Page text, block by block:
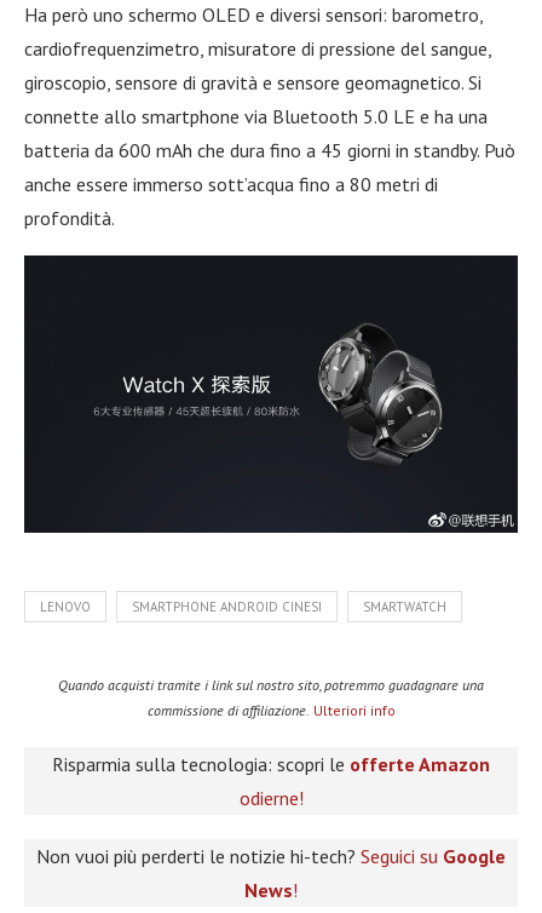
Ha però uno schermo OLED e diversi sensori: barometro,
cardiofrequenzimetro, misuratore di pressione del sangue,
giroscopio, sensore di gravità e sensore geomagnetico. Si
connette allo smartphone via Bluetooth 5.0 LE e ha una
batteria da 600 mAh che dura fino a 45 giorni in standby. Può
anche essere immerso sott’acqua fino a 80 metri di
profondità.
LENOVO SMARTPHONE ANDROID CINESI SMARTWATCH
Quando acquisti tramite i link sul nostro sito, potremmo guadagnare una
commissione di affiliazione. Ulteriori info
Risparmia sulla tecnologia: scopri le offerte Amazon
odierne!
Non vuoi più perderti le notizie hi-tech? Seguici su Google
News!